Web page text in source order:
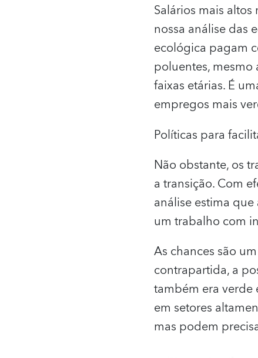
Salários mais
nossa análise das
ecológica pagam
poluentes,
faixas etárias. É
empregos mais
Políticas para
Não obstante, os
a transição. Com
análise estima
um trabalho com
As chances são
contrapartida, a
também era verde
em setores
mas podem